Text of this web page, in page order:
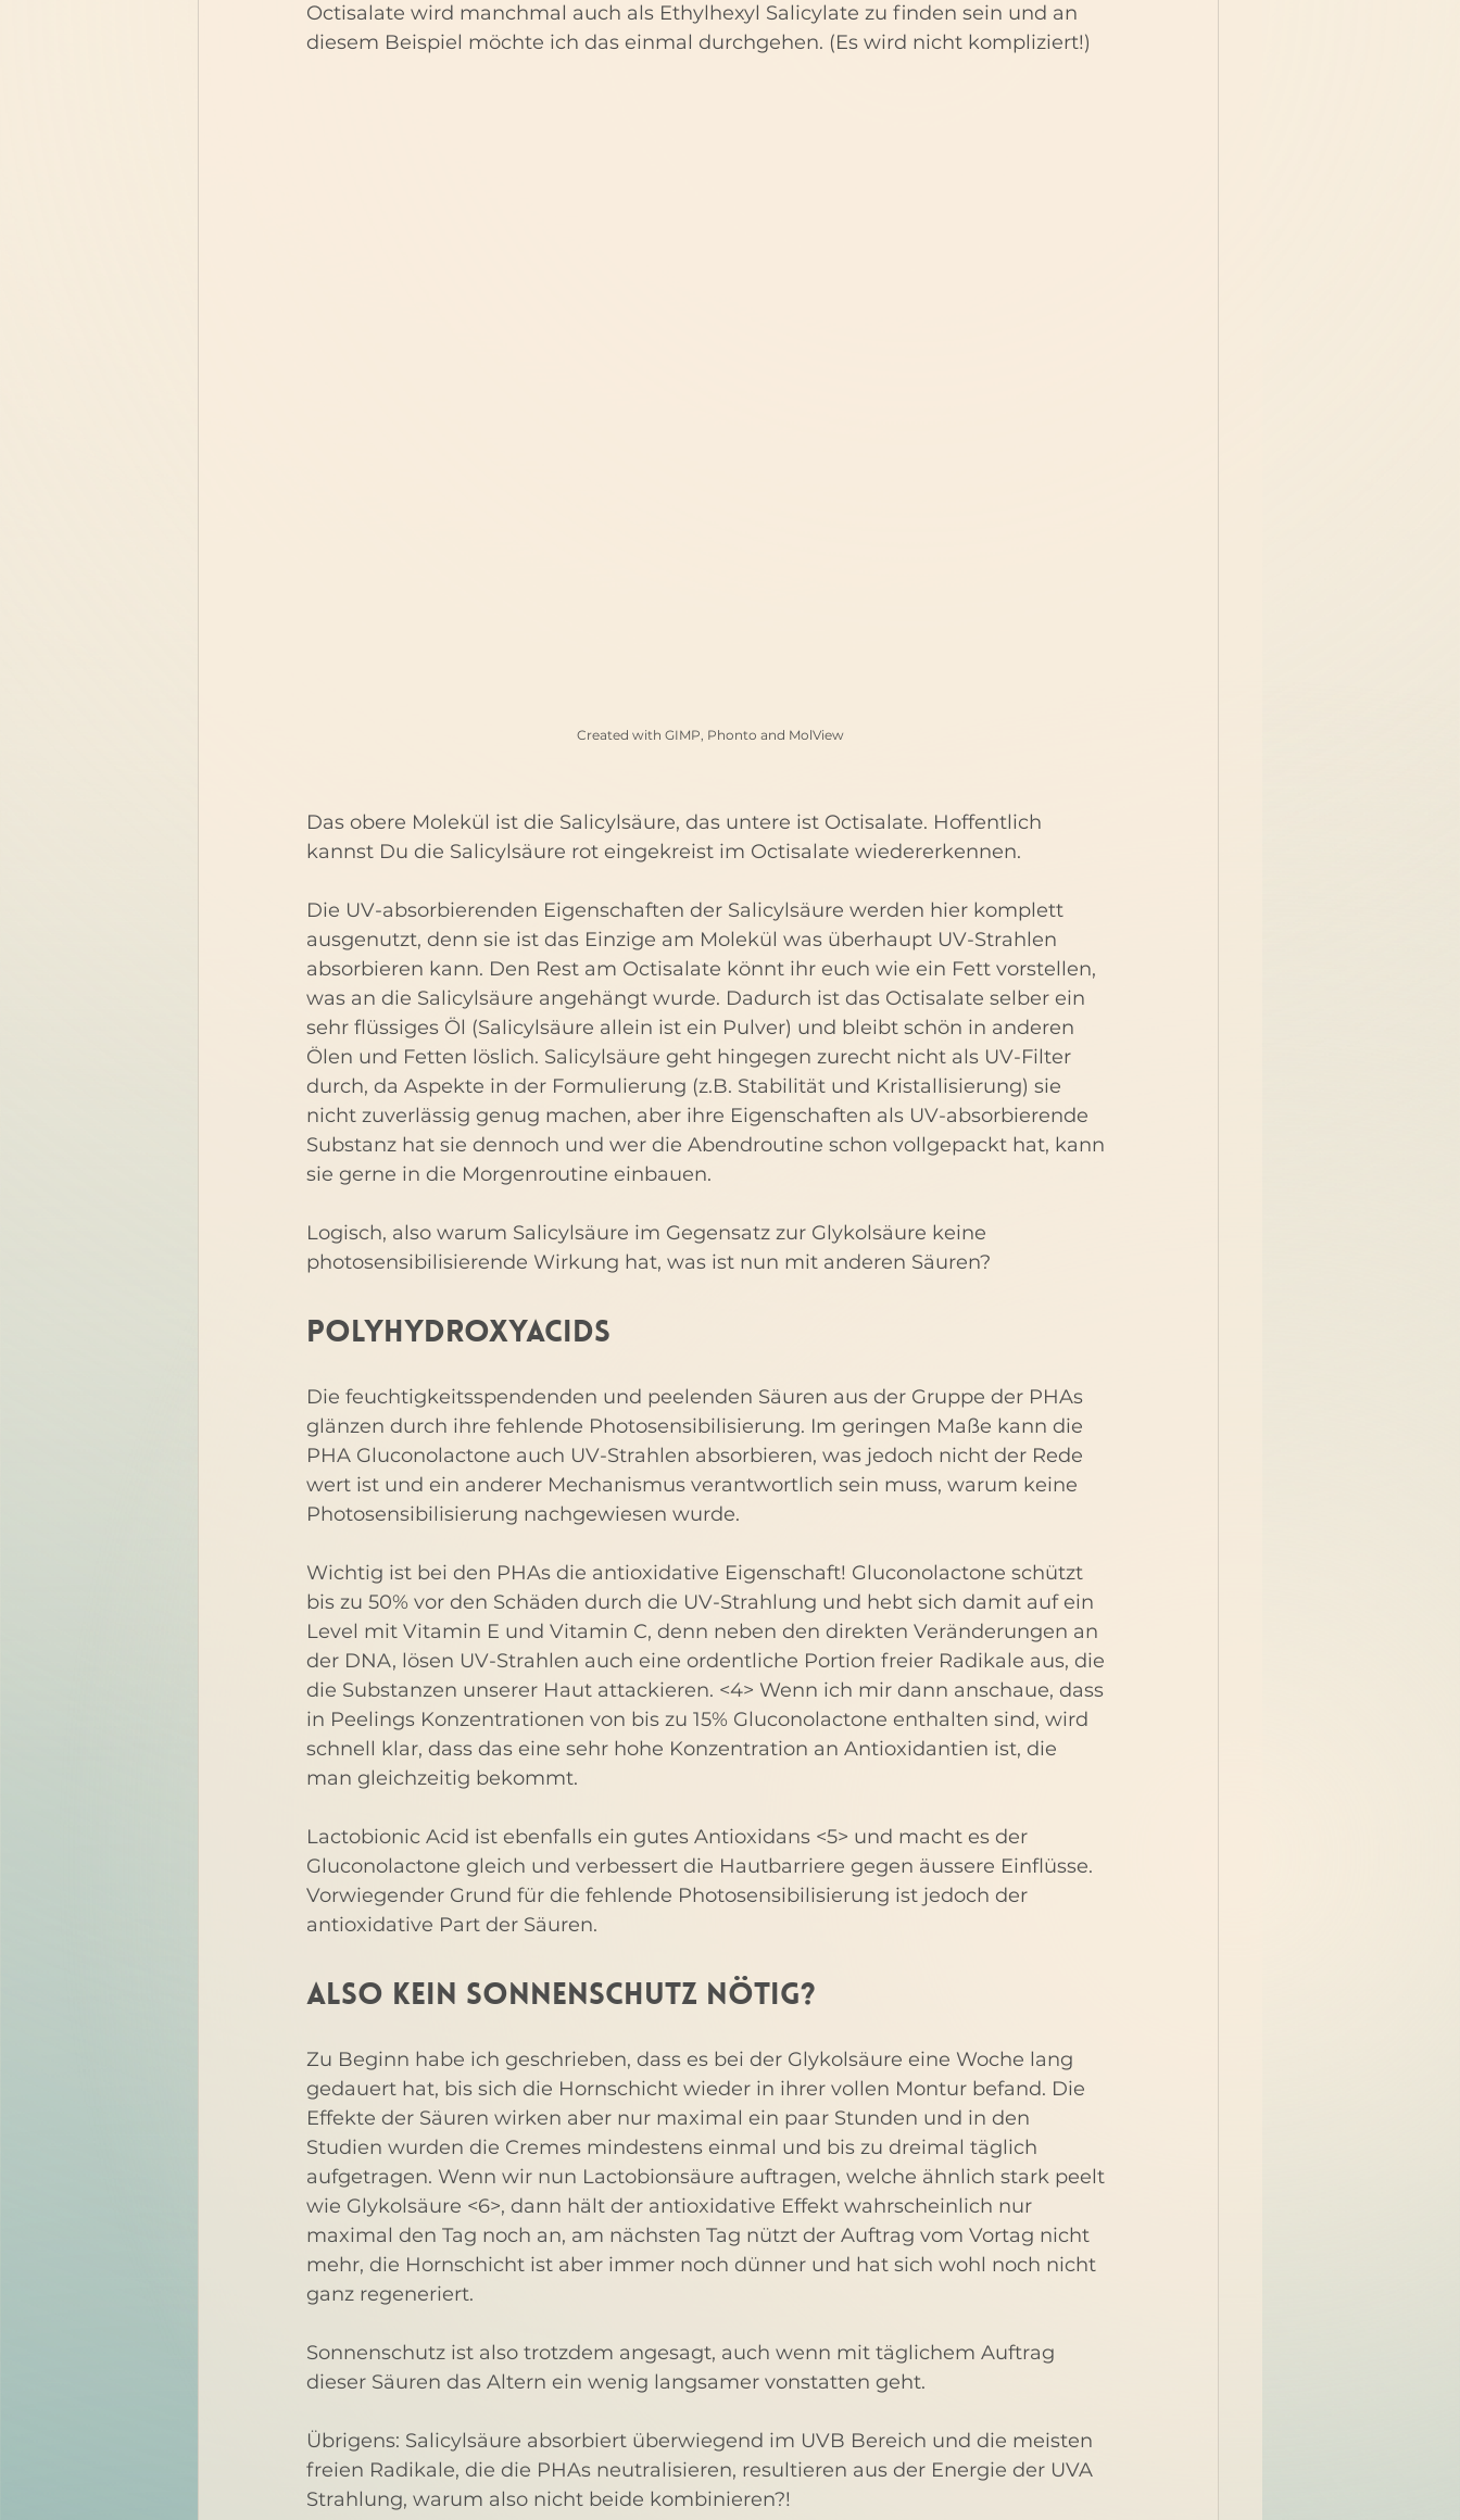
Octisalate wird manchmal auch als Ethylhexyl Salicylate zu finden sein und an
diesem Beispiel möchte ich das einmal durchgehen. (Es wird nicht kompliziert!)
Created with GIMP, Phonto and MolView
Das obere Molekül ist die Salicylsäure, das untere ist Octisalate. Hoffentlich
kannst Du die Salicylsäure rot eingekreist im Octisalate wiedererkennen.
Die UV-absorbierenden Eigenschaften der Salicylsäure werden hier komplett
ausgenutzt, denn sie ist das Einzige am Molekül was überhaupt UV-Strahlen
absorbieren kann. Den Rest am Octisalate könnt ihr euch wie ein Fett vorstellen,
was an die Salicylsäure angehängt wurde. Dadurch ist das Octisalate selber ein
sehr flüssiges Öl (Salicylsäure allein ist ein Pulver) und bleibt schön in anderen
Ölen und Fetten löslich. Salicylsäure geht hingegen zurecht nicht als UV-Filter
durch, da Aspekte in der Formulierung (z.B. Stabilität und Kristallisierung) sie
nicht zuverlässig genug machen, aber ihre Eigenschaften als UV-absorbierende
Substanz hat sie dennoch und wer die Abendroutine schon vollgepackt hat, kann
sie gerne in die Morgenroutine einbauen.
Logisch, also warum Salicylsäure im Gegensatz zur Glykolsäure keine
photosensibilisierende Wirkung hat, was ist nun mit anderen Säuren?
Polyhydroxyacids
Die feuchtigkeitsspendenden und peelenden Säuren aus der Gruppe der PHAs
glänzen durch ihre fehlende Photosensibilisierung. Im geringen Maße kann die
PHA Gluconolactone auch UV-Strahlen absorbieren, was jedoch nicht der Rede
wert ist und ein anderer Mechanismus verantwortlich sein muss, warum keine
Photosensibilisierung nachgewiesen wurde.
Wichtig ist bei den PHAs die antioxidative Eigenschaft! Gluconolactone schützt
bis zu 50% vor den Schäden durch die UV-Strahlung und hebt sich damit auf ein
Level mit Vitamin E und Vitamin C, denn neben den direkten Veränderungen an
der DNA, lösen UV-Strahlen auch eine ordentliche Portion freier Radikale aus, die
die Substanzen unserer Haut attackieren. <4> Wenn ich mir dann anschaue, dass
in Peelings Konzentrationen von bis zu 15% Gluconolactone enthalten sind, wird
schnell klar, dass das eine sehr hohe Konzentration an Antioxidantien ist, die
man gleichzeitig bekommt.
Lactobionic Acid ist ebenfalls ein gutes Antioxidans <5> und macht es der
Gluconolactone gleich und verbessert die Hautbarriere gegen äussere Einflüsse.
Vorwiegender Grund für die fehlende Photosensibilisierung ist jedoch der
antioxidative Part der Säuren.
Also kein Sonnenschutz nötig?
Zu Beginn habe ich geschrieben, dass es bei der Glykolsäure eine Woche lang
gedauert hat, bis sich die Hornschicht wieder in ihrer vollen Montur befand. Die
Effekte der Säuren wirken aber nur maximal ein paar Stunden und in den
Studien wurden die Cremes mindestens einmal und bis zu dreimal täglich
aufgetragen. Wenn wir nun Lactobionsäure auftragen, welche ähnlich stark peelt
wie Glykolsäure <6>, dann hält der antioxidative Effekt wahrscheinlich nur
maximal den Tag noch an, am nächsten Tag nützt der Auftrag vom Vortag nicht
mehr, die Hornschicht ist aber immer noch dünner und hat sich wohl noch nicht
ganz regeneriert.
Sonnenschutz ist also trotzdem angesagt, auch wenn mit täglichem Auftrag
dieser Säuren das Altern ein wenig langsamer vonstatten geht.
Übrigens: Salicylsäure absorbiert überwiegend im UVB Bereich und die meisten
freien Radikale, die die PHAs neutralisieren, resultieren aus der Energie der UVA
Strahlung, warum also nicht beide kombinieren?!